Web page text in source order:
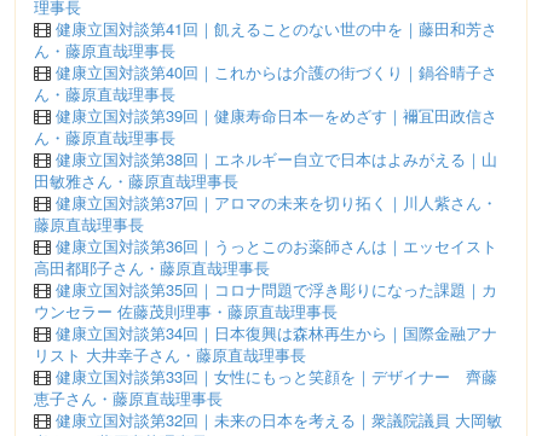
理事長
健康立国対談第41回｜飢えることのない世の中を｜藤田和芳さ
ん・藤原直哉理事長
健康立国対談第40回｜これからは介護の街づくり｜鍋谷晴子さ
ん・藤原直哉理事長
健康立国対談第39回｜健康寿命日本一をめざす｜襧冝田政信さ
ん・藤原直哉理事長
健康立国対談第38回｜エネルギー自立で日本はよみがえる｜山
田敏雅さん・藤原直哉理事長
健康立国対談第37回｜アロマの未来を切り拓く｜川人紫さん・
藤原直哉理事長
健康立国対談第36回｜うっとこのお薬師さんは｜エッセイスト
高田都耶子さん・藤原直哉理事長
健康立国対談第35回｜コロナ問題で浮き彫りになった課題｜カ
ウンセラー 佐藤茂則理事・藤原直哉理事長
健康立国対談第34回｜日本復興は森林再生から｜国際金融アナ
リスト 大井幸子さん・藤原直哉理事長
健康立国対談第33回｜女性にもっと笑顔を｜デザイナー 齊藤
恵子さん・藤原直哉理事長
健康立国対談第32回｜未来の日本を考える｜衆議院議員 大岡敏